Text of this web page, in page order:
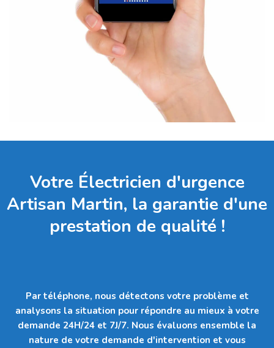
Votre Électricien d'urgence
Artisan Martin, la garantie d'une
prestation de qualité !
Par téléphone, nous détectons votre problème et
analysons la situation pour répondre au mieux à votre
demande 24H/24 et 7J/7. Nous évaluons ensemble la
nature de votre demande d'intervention et vous